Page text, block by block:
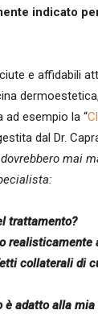
indicato
e affidabili
esempio la “
dal Dr.
mai
trattamento?
realisticamente
collaterali di
è adatto alla mia